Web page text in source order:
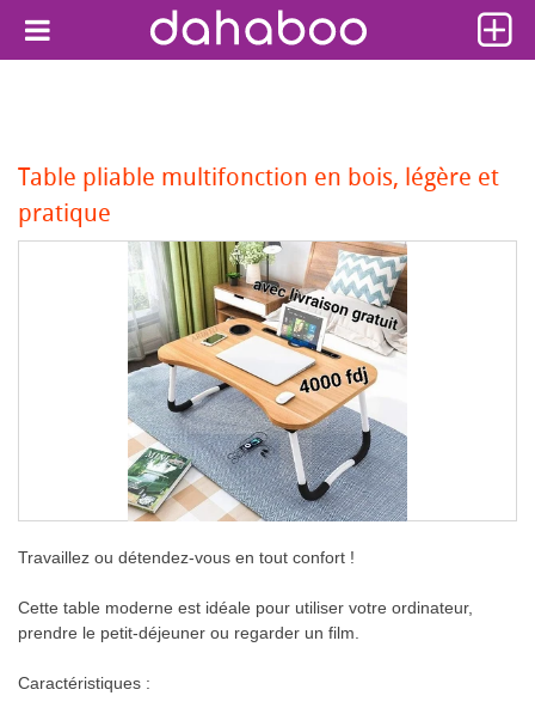
Table pliable multifonction en bois, légère et
pratique
Travaillez ou détendez-vous en tout confort !
Cette table moderne est idéale pour utiliser votre ordinateur,
prendre le petit-déjeuner ou regarder un film.
Caractéristiques :